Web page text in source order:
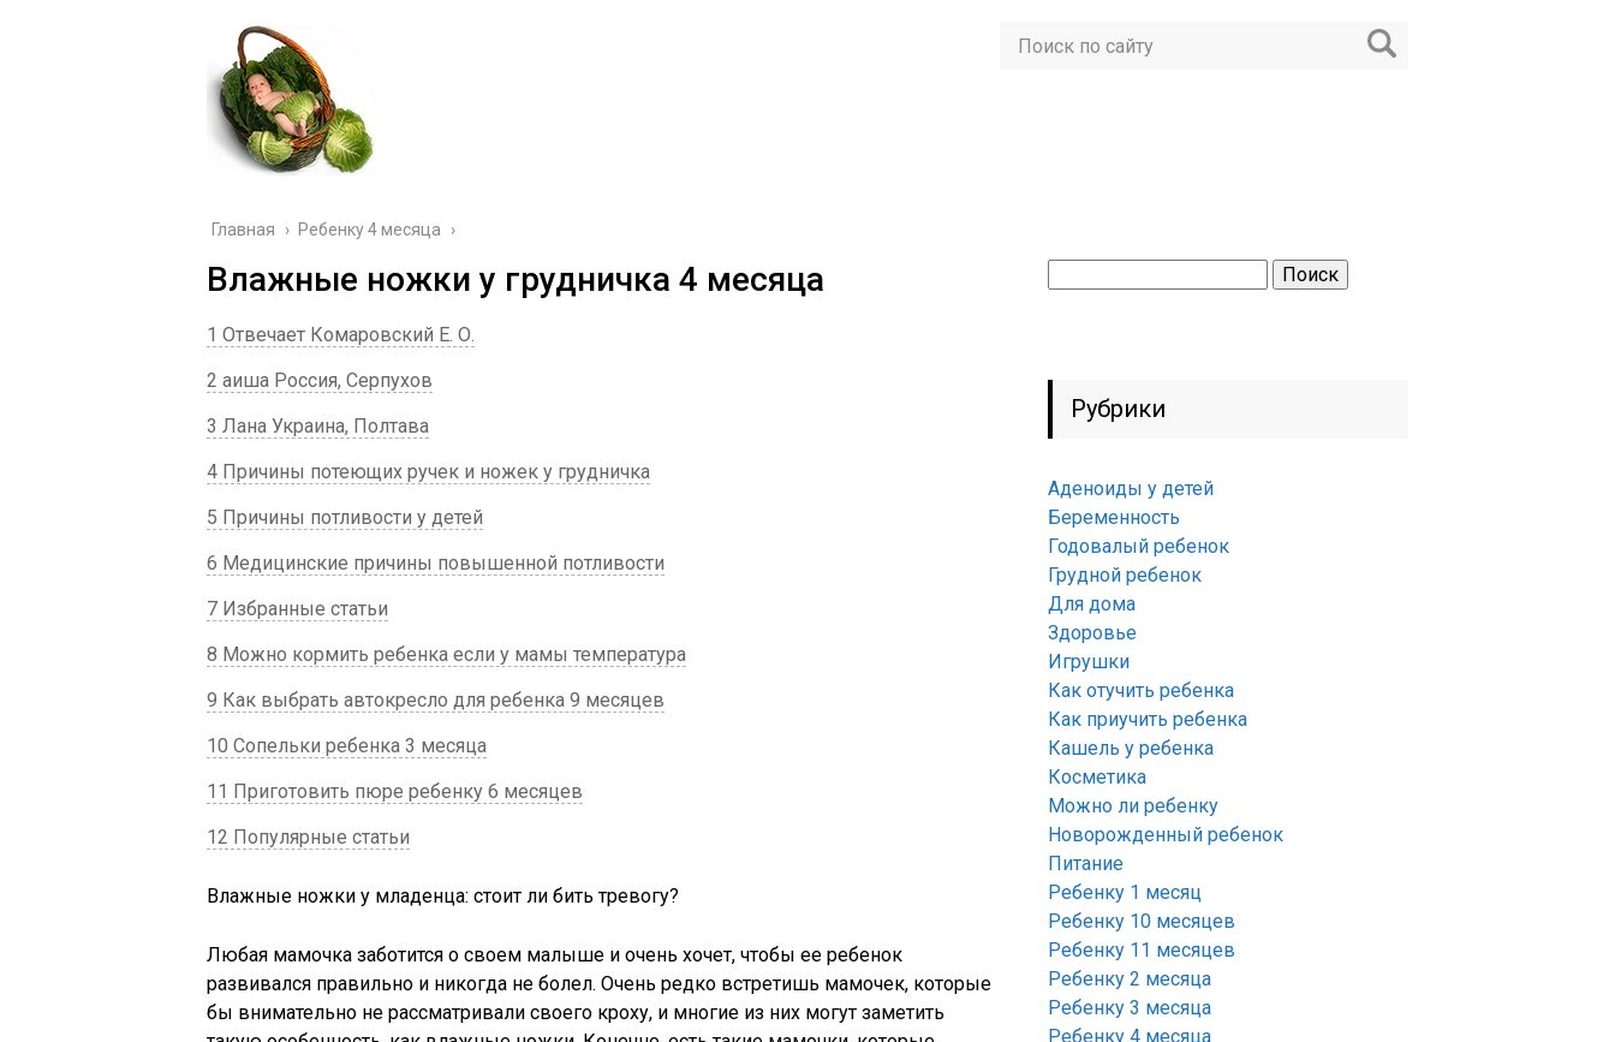
Главная › Ребенку 4 месяца ›
Влажные ножки у грудничка 4 месяца
1 Отвечает Комаровский Е. О.
2 аиша Россия, Серпухов
3 Лана Украина, Полтава
4 Причины потеющих ручек и ножек у грудничка
5 Причины потливости у детей
6 Медицинские причины повышенной потливости
7 Избранные статьи
8 Можно кормить ребенка если у мамы температура
9 Как выбрать автокресло для ребенка 9 месяцев
10 Сопельки ребенка 3 месяца
11 Приготовить пюре ребенку 6 месяцев
12 Популярные статьи
Влажные ножки у младенца: стоит ли бить тревогу?
Любая мамочка заботится о своем малыше и очень хочет, чтобы ее ребенок
развивался правильно и никогда не болел. Очень редко встретишь мамочек, которые
бы внимательно не рассматривали своего кроху, и многие из них могут заметить
Рубрики
Аденоиды у детей
Беременность
Годовалый ребенок
Грудной ребенок
Для дома
Здоровье
Игрушки
Как отучить ребенка
Как приучить ребенка
Кашель у ребенка
Косметика
Можно ли ребенку
Новорожденный ребенок
Питание
Ребенку 1 месяц
Ребенку 10 месяцев
Ребенку 11 месяцев
Ребенку 2 месяца
Ребенку 3 месяца
Ребенку 4 месяца